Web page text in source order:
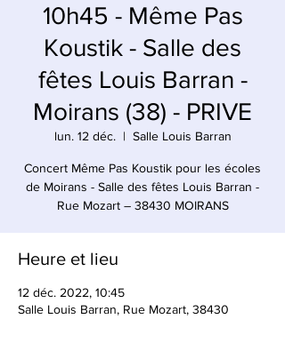
10h45 - Même Pas
Koustik - Salle des
fêtes Louis Barran -
Moirans (38) - PRIVE
lun. 12 déc.
  |
Salle Louis Barran
Concert Même Pas Koustik pour les écoles
de Moirans - Salle des fêtes Louis Barran -
Rue Mozart – 38430 MOIRANS
Heure et lieu
12 déc. 2022, 10:45
Salle Louis Barran, Rue Mozart, 38430